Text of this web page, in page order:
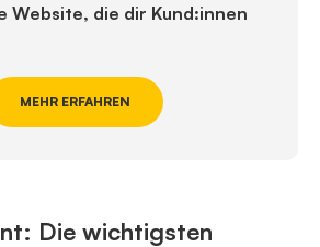
Website, die dir Kund:innen
MEHR ERFAHREN
Die wichtigsten